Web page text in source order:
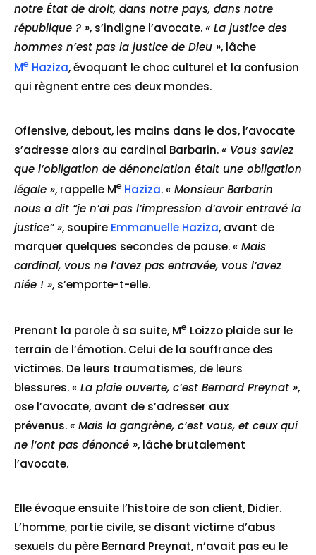
notre État de droit, dans notre pays, dans notre
république ? », s’indigne l’avocate.« La justice des
hommes n’est pas la justice de Dieu », lâche
Me Haziza, évoquant le choc culturel et la confusion
qui règnent entre ces deux mondes.
Offensive, debout, les mains dans le dos, l’avocate
s’adresse alors au cardinal Barbarin.« Vous saviez
que l’obligation de dénonciation était une obligation
légale », rappelle Me Haziza.« Monsieur Barbarin
nous a dit “je n’ai pas l’impression d’avoir entravé la
justice” », soupire Emmanuelle Haziza, avant de
marquer quelques secondes de pause.« Mais
cardinal, vous ne l’avez pas entravée, vous l’avez
niée ! », s’emporte-t-elle.
Prenant la parole à sa suite, Me Loizzo plaide sur le
terrain de l’émotion. Celui de la souffrance des
victimes. De leurs traumatismes, de leurs
blessures.« La plaie ouverte, c’est Bernard Preynat »,
ose l’avocate, avant de s’adresser aux
prévenus.« Mais la gangrène, c’est vous, et ceux qui
ne l’ont pas dénoncé », lâche brutalement
l’avocate.
Elle évoque ensuite l’histoire de son client, Didier.
L’homme, partie civile, se disant victime d’abus
sexuels du père Bernard Preynat, n’avait pas eu le